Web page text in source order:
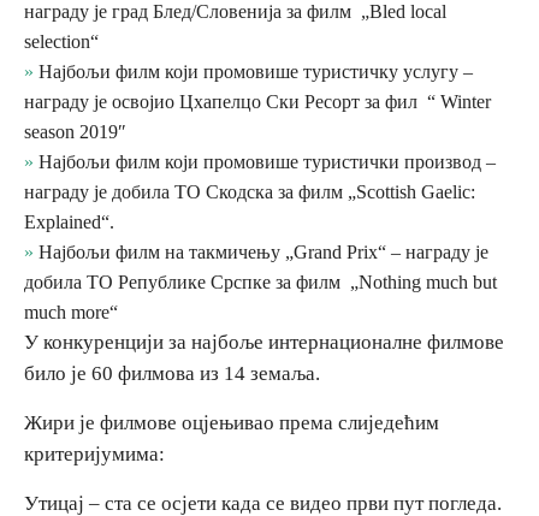
награду је град Блед/Словенија за филм „Bled local
selection“
Најбољи филм који промовише туристичку услугу –
награду је освојио Цхапелцо Ски Ресорт за фил “ Winter
season 2019″
Најбољи филм који промовише туристички производ –
награду је добила ТО Скодска за филм „Scottish Gaelic:
Explained“.
Најбољи филм на такмичењу „Grand Prix“ – награду је
добила ТО Републике Срспке за филм „Nothing much but
much more“
У конкуренцији за најбоље интернационалне филмове
било је 60 филмова из 14 земаља.
Жири је филмове оцјењивао према слиједећим
критеријумима:
Утицај – ста се осјети када се видео први пут погледа.